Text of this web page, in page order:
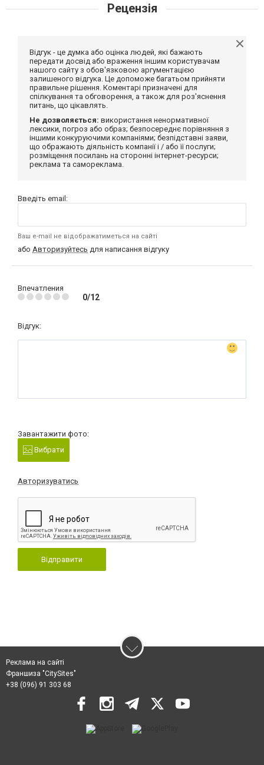
Рецензія
Відгук - це думка або оцінка людей, які бажають
передати досвід або враження іншим користувачам
нашого сайту з обов'язковою аргументацією
залишеного відгука. Це допоможе багатьом прийняти
правильне рішення. Коментарі призначені для
спілкування та обговорення, а також для роз'яснення
питань, що цікавлять.
Не дозволяється: використання ненормативної
лексики, погроз або образ; безпосереднє порівняння з
іншими конкуруючими компаніями; безпідставні заяви,
що ображають діяльність компанії і / або її послуги;
розміщення посилань на сторонні інтернет-ресурси;
реклама та самореклама.
Введіть email:
Ваш e-mail не відображатиметься на сайті
або Авторизуйтесь для написання відгуку
Впечатления
0/12
Відгук:
Завантажити фото:
Вибрати
Авторизуватись
Відправити
Реклама на сайті
Франшиза "CitySites"
+38 (096) 91 303 68